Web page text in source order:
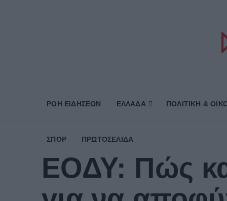
ΡΟΗ ΕΙΔΗΣΕΩΝ ΕΛΛΑΔΑ ΠΟΛΙΤΙΚΗ &
ΣΠΟΡ ΠΡΩΤΟΣΈΛΙΔΑ
ΕΟΔΥ: Πώς